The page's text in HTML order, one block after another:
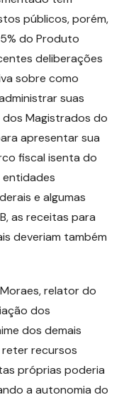
públicos, porém,
do Produto
deliberações
sobre como
suas
Magistrados do
apresentar sua
fiscal isenta do
e algumas
as receitas para
deveriam também
relator do
dos
dos demais
recursos
próprias poderia
a autonomia do